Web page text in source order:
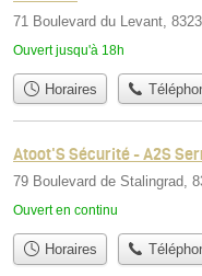
71 Boulevard du Levant,
Ouvert jusqu'à 18h
Horaires
Atoot'S Sécurité - A2S
79 Boulevard de Stalingrad,
Ouvert en continu
Horaires